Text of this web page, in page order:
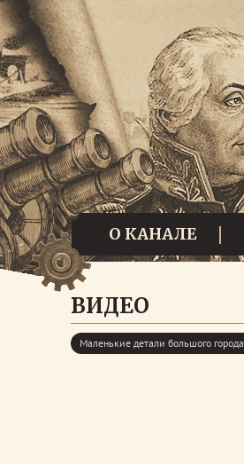
О КАНАЛЕ
ВИДЕО
Маленькие детали большого города